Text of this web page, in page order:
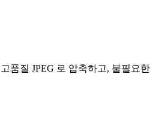
품질 JPEG 로 압축하고, 불필요한